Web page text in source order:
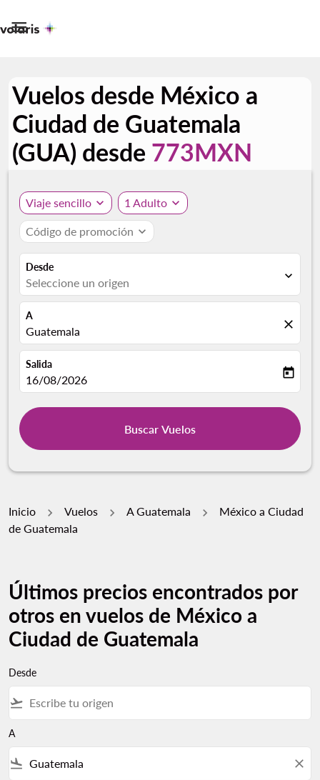

Vuelos desde México a
Ciudad de Guatemala
(GUA) desde 773MXN
Viaje sencillo expand_more 1 Adulto expand_more
Código de promoción expand_more
Desde
Seleccione un origen expand_more
A
Guatemala close
Salida
fc-booking-departure-date-aria-label
16/08/2026 today
Buscar Vuelos
Inicio Vuelos A Guatemala
México a Ciudad
de Guatemala
Últimos precios encontrados por
otros en vuelos de México a
Ciudad de Guatemala
Desde
flight_takeoff
A
flight_land close